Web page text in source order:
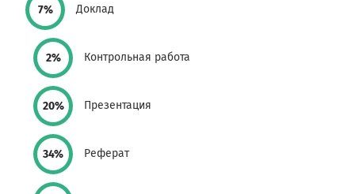
7% Доклад
2% Контрольная работа
20% Презентация
34% Реферат